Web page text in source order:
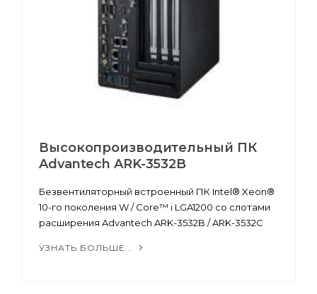
Высокопроизводительный ПК
Advantech ARK-3532B
Безвентиляторный встроенный ПК Intel® Xeon®
10-го поколения W / Core™ i LGA1200 со слотами
расширения Advantech ARK-3532B / ARK-3532C
УЗНАТЬ БОЛЬШЕ...